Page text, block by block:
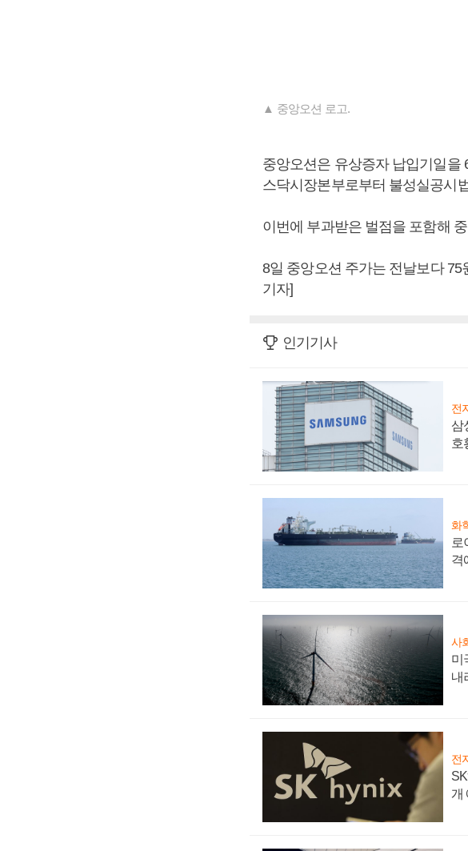
▲ 중앙오션 로고.
중앙오션은 유상증자 납입기일을
스닥시장본부로부터 불성실공시
이번에 부과받은 벌점을 포함해
8일 중앙오션 주가는 전날보다
기자]
인기기사
전
삼
호
화
로
격
사
미
내
전
개